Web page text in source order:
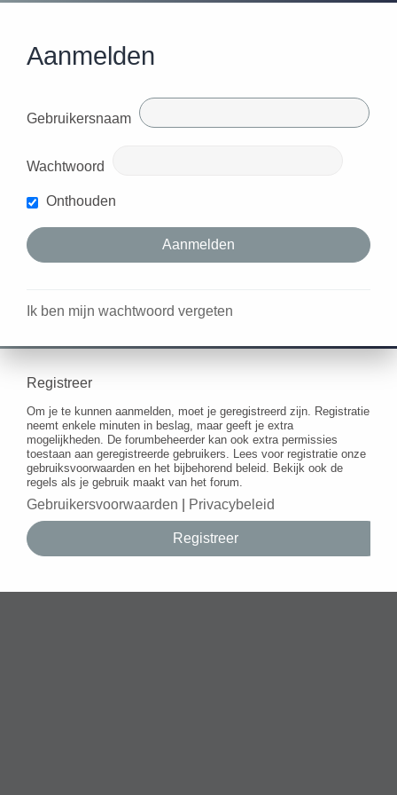
Aanmelden
Gebruikersnaam
Wachtwoord
Onthouden
Ik ben mijn wachtwoord vergeten
Registreer
Om je te kunnen aanmelden, moet je geregistreerd zijn. Registratie
neemt enkele minuten in beslag, maar geeft je extra
mogelijkheden. De forumbeheerder kan ook extra permissies
toestaan aan geregistreerde gebruikers. Lees voor registratie onze
gebruiksvoorwaarden en het bijbehorend beleid. Bekijk ook de
regels als je gebruik maakt van het forum.
Gebruikersvoorwaarden Privacybeleid
Registreer